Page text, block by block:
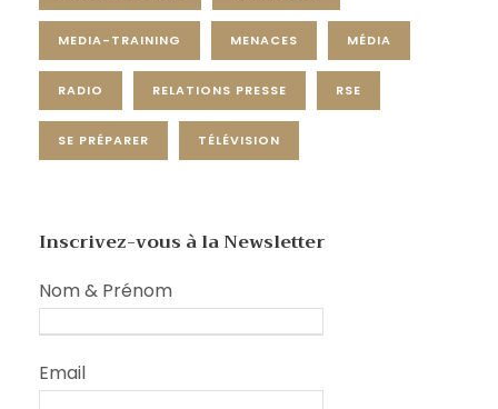
MEDIA-TRAINING MENACES MÉDIA
RADIO RELATIONS PRESSE RSE
SE PRÉPARER TÉLÉVISION
Inscrivez-vous à la Newsletter
Nom & Prénom
Email